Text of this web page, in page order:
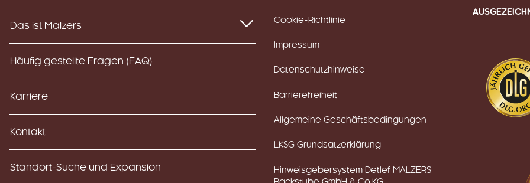
Das ist Malzers
Häufig gestellte Fragen (FAQ)
Karriere
Kontakt
Standort-Suche und Expansion
Cookie-Richtlinie
Impressum
Datenschutzhinweise
Barrierefreiheit
Allgemeine Geschäftsbedingungen
LKSG Grundsatzerklärung
Hinweisgebersystem Detlef MALZERS